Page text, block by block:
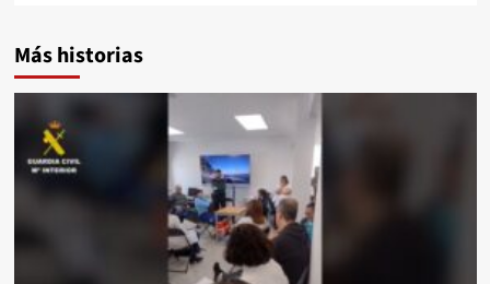
Más historias